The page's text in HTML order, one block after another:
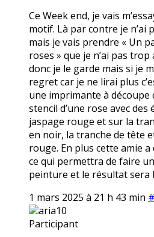
Ce Week end, je vais
motif. Là par contre je n’ai
mais je vais prendre « Un
roses » que je n’ai pas trop
donc je le garde mais si je
regret car je ne lirai plus
une imprimante à découpe
stencil d’une rose avec
jaspage rouge et sur la
en noir, la tranche de tête
rouge. En plus cette amie
ce qui permettra de faire
peinture et le résultat sera
1 mars 2025 à 21 h 43 min
aria10
Participant